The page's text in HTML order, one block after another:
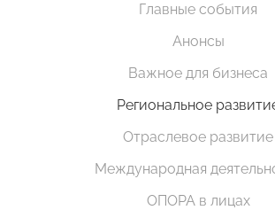
Главные события
Анонсы
Важное для бизнеса
Региональное
Отраслевое развитие
Международная
ОПОРА в лицах